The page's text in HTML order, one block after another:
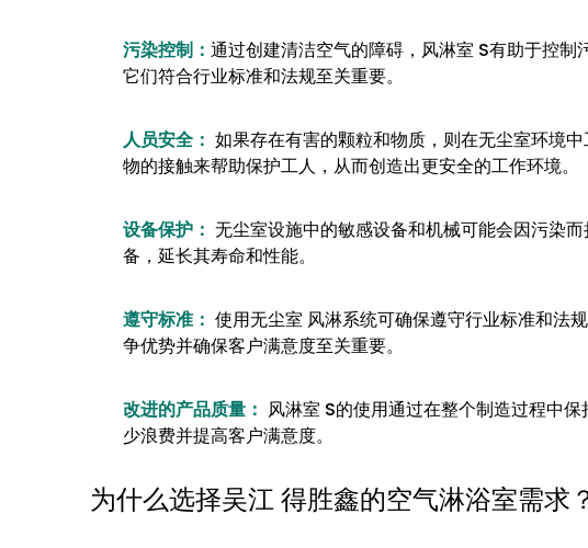
污染控制： 通过创建清洁空气的障碍，风淋室 S有助于控
它们符合行业标准和法规至关重要。
人员安全： 如果存在有害的颗粒和物质，则在无尘室环境中
物的接触来帮助保护工人，从而创造出更安全的工作环境。
设备保护： 无尘室设施中的敏感设备和机械可能会因污染
备，延长其寿命和性能。
遵守标准： 使用无尘室 风淋系统可确保遵守行业标准和法
争优势并确保客户满意度至关重要。
改进的产品质量： 风淋室 S的使用通过在整个制造过程中
少浪费并提高客户满意度。
为什么选择吴江 得胜鑫的空气淋浴室需求